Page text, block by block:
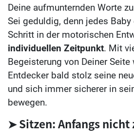
Deine aufmunternden Worte
Sei geduldig, denn jedes
Schritt in der motorischen
individuellen Zeitpunkt. Mit
Begeisterung von Deiner
Entdecker bald stolz seine
und sich immer sicherer in
bewegen.
➤ Sitzen: Anfangs nicht